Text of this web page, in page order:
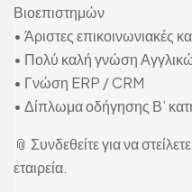
Βιοεπιστημών
• Άριστες επικοινωνιακές
• Πολύ καλή γνώση
• Γνώση ERP / CRM
• Δίπλωμα οδήγησης Β’
📎 Συνδεθείτε για να
εταιρεία.